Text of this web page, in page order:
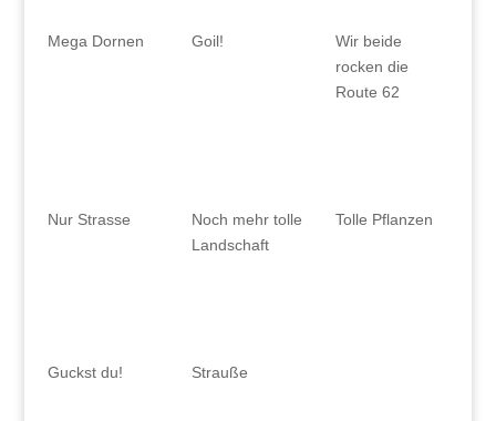
Mega Dornen Goil!
Wir beide
rocken die
Route 62
Nur Strasse
Noch mehr tolle
Landschaft
Tolle Pflanzen
Guckst du! Strauße